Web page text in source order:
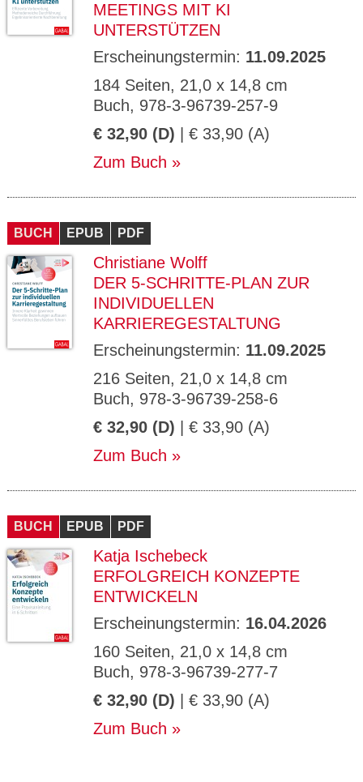
MEETINGS MIT KI
UNTERSTÜTZEN
Erscheinungstermin: 11.09.2025
184 Seiten, 21,0 x 14,8 cm
Buch, 978-3-96739-257-9
€ 32,90 (D) | € 33,90 (A)
Zum Buch
BUCH EPUB PDF
Christiane Wolff
DER 5-SCHRITTE-PLAN ZUR
INDIVIDUELLEN
KARRIEREGESTALTUNG
Erscheinungstermin: 11.09.2025
216 Seiten, 21,0 x 14,8 cm
Buch, 978-3-96739-258-6
€ 32,90 (D) | € 33,90 (A)
Zum Buch
BUCH EPUB PDF
Katja Ischebeck
ERFOLGREICH KONZEPTE
ENTWICKELN
Erscheinungstermin: 16.04.2026
160 Seiten, 21,0 x 14,8 cm
Buch, 978-3-96739-277-7
€ 32,90 (D) | € 33,90 (A)
Zum Buch